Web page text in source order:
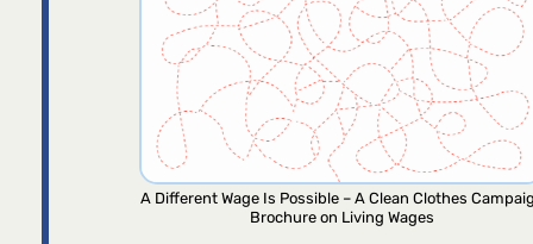
A Different Wage Is Possible – A Clean Clothes
Brochure on Living Wages